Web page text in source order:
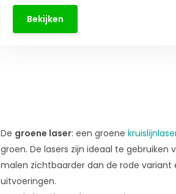
Bekijken
De groene laser: een groene
groen. De lasers zijn ideaal te
malen zichtbaarder dan de rode variant
uitvoeringen.